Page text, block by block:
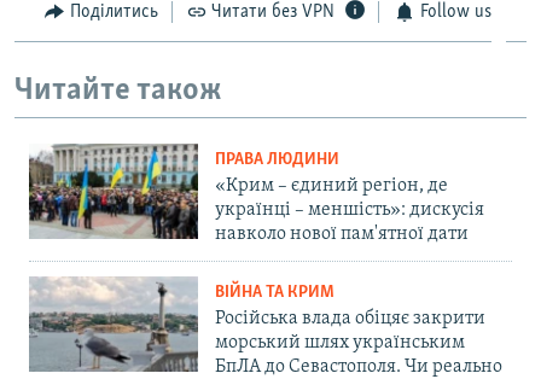
Поділитись Читати без VPN Follow us
Читайте також
ПРАВА ЛЮДИНИ
«Крим – єдиний регіон, де
українці – меншість»: дискусія
навколо нової пам'ятної дати
ВІЙНА ТА КРИМ
Російська влада обіцяє закрити
морський шлях українським
БпЛА до Севастополя. Чи реально